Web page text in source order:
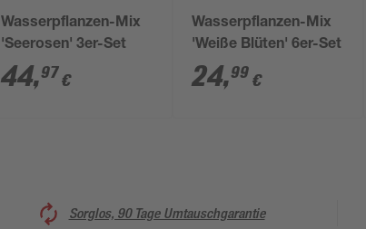
Wasserpflanzen-Mix
'Seerosen' 3er-Set
44,97€
Wasserpflanzen-Mix
'Weiße Blüten' 6er-Set
24,99 €
Sorglos, 90 Tage Umtauschgarantie